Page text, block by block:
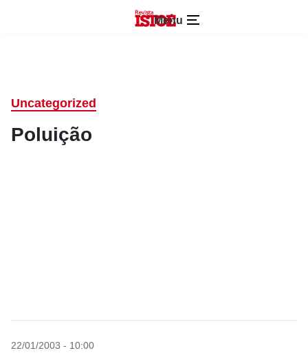
Menu
Uncategorized
Poluição
22/01/2003 - 10:00